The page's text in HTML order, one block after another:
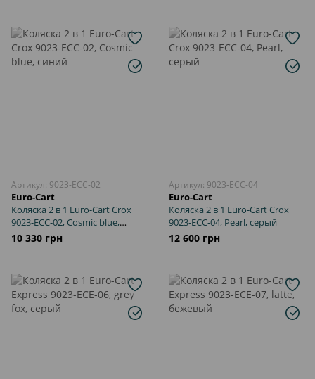
Артикул: 9023-ECC-02
Euro-Cart
Коляска 2 в 1 Euro-Cart Crox
9023-ECC-02, Cosmic blue,
синий
10 330 грн
Артикул: 9023-ECC-04
Euro-Cart
Коляска 2 в 1 Euro-Cart Crox
9023-ECC-04, Pearl, серый
12 600 грн